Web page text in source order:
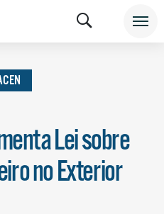
Lei sobre
no Exterior